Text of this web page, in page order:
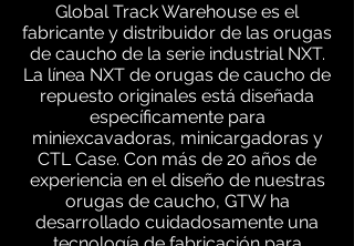
Global Track Warehouse es el
fabricante y distribuidor de las orugas
de caucho de la serie industrial NXT.
La línea NXT de orugas de caucho de
repuesto originales está diseñada
específicamente para
miniexcavadoras, minicargadoras y
CTL Case. Con más de 20 años de
experiencia en el diseño de nuestras
orugas de caucho, GTW ha
desarrollado cuidadosamente una